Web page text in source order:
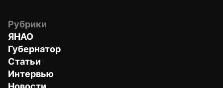
Рубрики
ЯНАО
Губернатор
Статьи
Интервью